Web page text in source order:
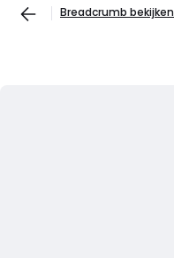
Breadcrumb bekijken